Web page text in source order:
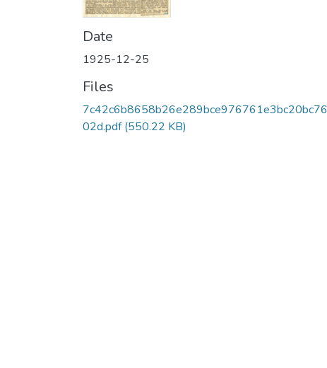
Date
1925-12-25
Files
7c42c6b8658b26e289bce976761e3bc20bc76
02d.pdf(550.22 KB)